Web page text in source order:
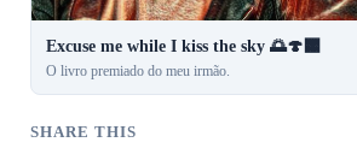
Excuse me while I kiss the sky 🌅🍄‍🟫
O livro premiado do meu irmão.
SHARE THIS